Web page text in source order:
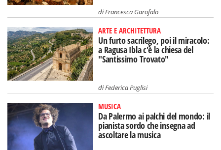
diFrancesca Garofalo
ARTE E ARCHITETTURA
Un furto sacrilego, poi il miracolo:
a Ragusa Ibla c'è la chiesa del
"Santissimo Trovato"
diFederica Puglisi
MUSICA
Da Palermo ai palchi del mondo: il
pianista sordo che insegna ad
ascoltare la musica